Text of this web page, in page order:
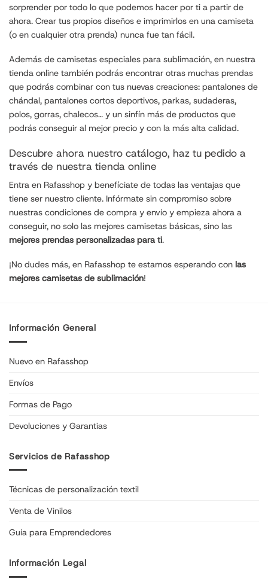
sorprender por todo lo que podemos hacer por ti a partir de
ahora. Crear tus propios diseños e imprimirlos en una camiseta
(o en cualquier otra prenda) nunca fue tan fácil.
Además de camisetas especiales para sublimación, en nuestra
tienda online también podrás encontrar otras muchas prendas
que podrás combinar con tus nuevas creaciones: pantalones de
chándal, pantalones cortos deportivos, parkas, sudaderas,
polos, gorras, chalecos… y un sinfín más de productos que
podrás conseguir al mejor precio y con la más alta calidad.
Descubre ahora nuestro catálogo, haz tu pedido a
través de nuestra tienda online
Entra en Rafasshop y benefíciate de todas las ventajas que
tiene ser nuestro cliente. Infórmate sin compromiso sobre
nuestras condiciones de compra y envío y empieza ahora a
conseguir, no solo las mejores camisetas básicas, sino las
mejores prendas personalizadas para ti.
¡No dudes más, en Rafasshop te estamos esperando con las
mejores camisetas de sublimación!
Información General
Nuevo en Rafasshop
Envíos
Formas de Pago
Devoluciones y Garantias
Servicios de Rafasshop
Técnicas de personalización textil
Venta de Vinilos
Guía para Emprendedores
Información Legal